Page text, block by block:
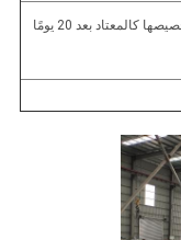
في غضون 7-10 أيام في المخزون ، يتم تخصيصها كالمعتاد بعد 20 يومًا